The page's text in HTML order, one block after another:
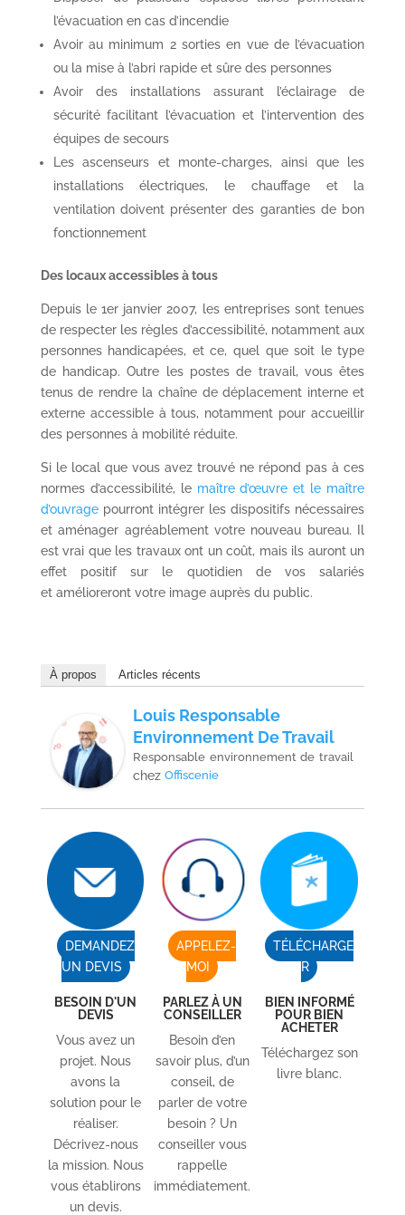
l’évacuation en cas d’incendie
Avoir au minimum 2 sorties en vue de l’évacuation
ou la mise à l’abri rapide et sûre des personnes
Avoir des installations assurant l’éclairage de
sécurité facilitant l’évacuation et l’intervention des
équipes de secours
Les ascenseurs et monte-charges, ainsi que les
installations électriques, le chauffage et la
ventilation doivent présenter des garanties de bon
fonctionnement
Des locaux accessibles à tous
Depuis le 1er janvier 2007, les entreprises sont tenues
de respecter les règles d’accessibilité, notamment aux
personnes handicapées, et ce, quel que soit le type
de handicap. Outre les postes de travail, vous êtes
tenus de rendre la chaîne de déplacement interne et
externe accessible à tous, notamment pour accueillir
des personnes à mobilité réduite.
Si le local que vous avez trouvé ne répond pas à ces
normes d’accessibilité, le maître d’œuvre et le maître
d’ouvragepourront intégrer les dispositifs nécessaires
et aménager agréablement votre nouveau bureau. Il
est vrai que les travaux ont un coût, mais ils auront un
effet positif sur le quotidien de vos salariés
et amélioreront votre image auprès du public.
À propos Articles récents
Louis Responsable
Environnement De Travail
Responsable environnement de travail
chez Offiscenie
DEMANDEZ
UN DEVIS
BESOIN D'UN
DEVIS
Vous avez un
projet. Nous
avons la
solution pour le
réaliser.
Décrivez-nous
la mission. Nous
vous établirons
un devis.
APPELEZ-
MOI
PARLEZ À UN
CONSEILLER
Besoin d’en
savoir plus, d’un
conseil, de
parler de votre
besoin ? Un
conseiller vous
rappelle
immédiatement.
TÉLÉCHARGE
R
BIEN INFORMÉ
POUR BIEN
ACHETER
Téléchargez son
livre blanc.